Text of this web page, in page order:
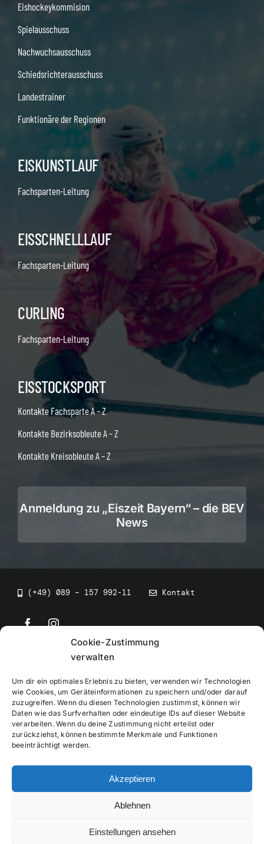
Cookie-Zustimmung
verwalten
Um dir ein optimales Erlebnis zu bieten, verwenden wir Technologien
wie Cookies, um Geräteinformationen zu speichern und/oder darauf
zuzugreifen. Wenn du diesen Technologien zustimmst, können wir
Daten wie das Surfverhalten oder eindeutige IDs auf dieser Website
verarbeiten. Wenn du deine Zustimmung nicht erteilst oder
zurückziehst, können bestimmte Merkmale und Funktionen
beeinträchtigt werden.
Akzeptieren
Ablehnen
Einstellungen ansehen
Eishockeykommision
Spielausschuss
Nachwuchsausschuss
Schiedsrichterausschuss
Landestrainer
Funktionäre der Regionen
EISKUNSTLAUF
Fachsparten-Leitung
EISSCHNELLLAUF
Fachsparten-Leitung
CURLING
Fachsparten-Leitung
EISSTOCKSPORT
Kontakte Fachsparte A – Z
Kontakte Bezirksobleute A – Z
Kontakte Kreisobleute A – Z
Anmeldung zu „Eiszeit Bayern“ – die BEV
News
(+49) 089 – 157 992-11 Kontakt
• BEV Bayerischer Eissportverband
Impressum
Datenschutzerklärung